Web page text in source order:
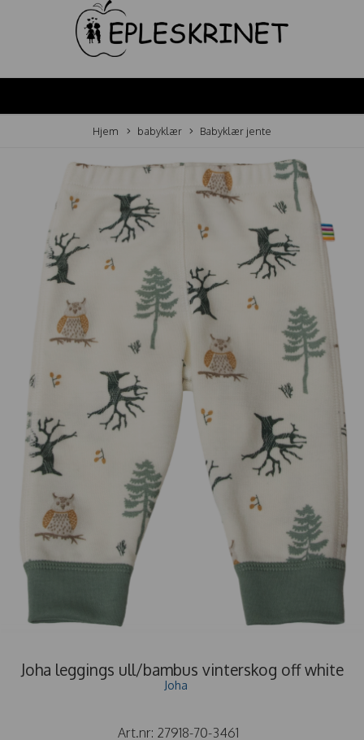
Hjem babyklær Babyklær jente
Joha leggings ull/bambus vinterskog off white
Joha
Art.nr: 27918-70-3461